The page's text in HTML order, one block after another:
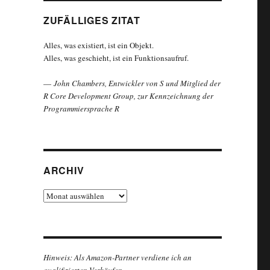
ZUFÄLLIGES ZITAT
Alles, was existiert, ist ein Objekt.
Alles, was geschieht, ist ein Funktionsaufruf.
— John Chambers, Entwickler von S und Mitglied der
R Core Development Group, zur Kennzeichnung der
Programmiersprache R
ARCHIV
Archiv
Hinweis: Als Amazon-Partner verdiene ich an